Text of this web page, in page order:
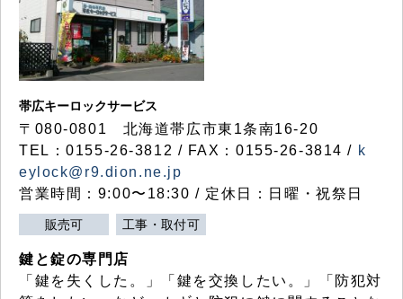
帯広キーロックサービス
〒080-0801 北海道帯広市東1条南16-20
TEL：0155-26-3812 / FAX：0155-26-3814 / k
eylock@r9.dion.ne.jp
営業時間：9:00〜18:30 / 定休日：日曜・祝祭日
販売可 工事・取付可
鍵と錠の専門店
「鍵を失くした。」「鍵を交換したい。」「防犯対